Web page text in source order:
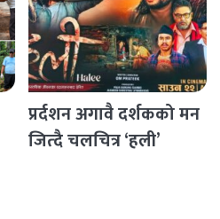
प्रर्दशन अगावै दर्शकको मन
जित्दै चलचित्र ‘हली’